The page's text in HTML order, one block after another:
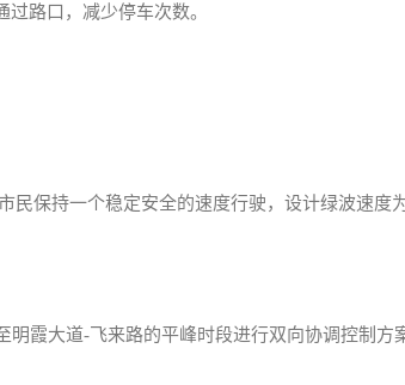
路口，减少停车次数。
民保持一个稳定安全的速度行驶，设计绿波速度
霞大道-飞来路的平峰时段进行双向协调控制方